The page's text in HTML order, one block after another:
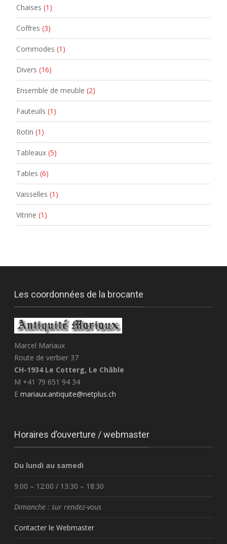
Chaises (1)
Coffres (3)
Commodes (1)
Divers (16)
Ensemble de meuble (2)
Fauteuils (1)
Rotin (1)
Tableaux (5)
Tables (6)
Vaisselles (1)
Vitrine (1)
Les coordonnées de la brocante
Marcel Mariaux
Route de verbier 37
CH-1934 Le Cotterg, Le Châble
M +41 79 651 94 34
E mariaux.antiquite@netplus.ch
Horaires d’ouverture / webmaster
Du lundi au samedi
9:00 – 12:00 / 13:30 – 18:30
Dimanche : sur rendez-vous
Contacter le Webmaster